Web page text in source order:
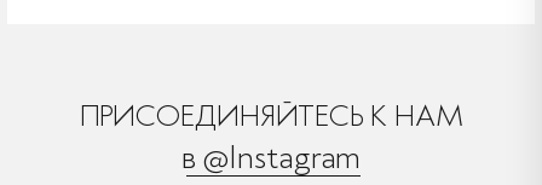
ПРИСОЕДИНЯЙТЕСЬ К НАМ
в @Instagram